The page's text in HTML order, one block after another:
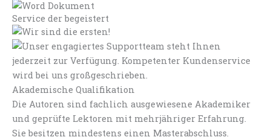
Service der begeistert
Akademische Qualifikation
Die Autoren sind fachlich ausgewiesene Akademiker
und geprüfte Lektoren mit mehrjähriger Erfahrung.
Sie besitzen mindestens einen Masterabschluss.